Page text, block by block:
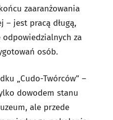
zaaranżowania
– jest pracą długą,
za
osób.
„Cudo-Twórców” –
dowodem stanu
ale przede